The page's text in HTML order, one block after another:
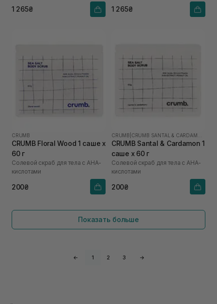
1 265₴ 1 265₴
CRUMB
CRUMB Floral Wood 1 саше х
60 г
Солевой скраб для тела с AHA-
кислотами
200₴
CRUMB CRUMB SANTAL & CARDAMON
CRUMB Santal & Cardamon 1
саше х 60 г
Солевой скраб для тела с AHA-
кислотами
200₴
Показать больше
← 1 2 3 →